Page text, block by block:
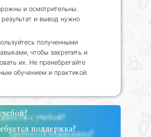
и осмотрительны.
и вывод нужно
полученными
чтобы закрепить и
их. Не пренебрегайте
обучением и практикой.
поддержка?